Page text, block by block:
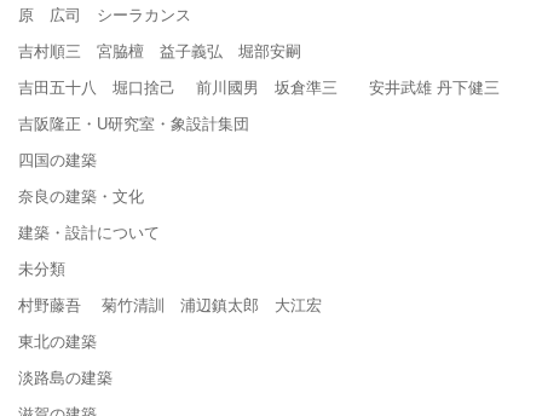
原 広司 シーラカンス
吉村順三 宮脇檀 益子義弘 堀部安嗣
吉田五十八 堀口捨己 前川國男 坂倉準三 安井武雄 丹下健三
吉阪隆正・U研究室・象設計集団
四国の建築
奈良の建築・文化
建築・設計について
未分類
村野藤吾 菊竹清訓 浦辺鎮太郎 大江宏
東北の建築
淡路島の建築